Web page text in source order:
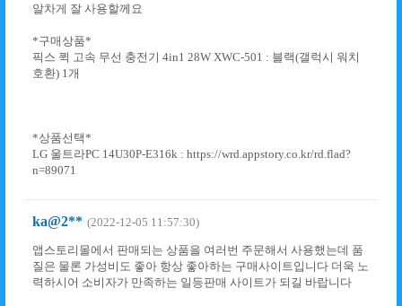
알차게 잘 사용할께요
*구매상품*
픽스 퀵 고속 무선 충전기 4in1 28W XWC-501 : 블랙(갤럭시 워치
호환) 1개
*상품선택*
LG 울트라PC 14U30P-E316k : https://wrd.appstory.co.kr/rd.flad?
n=89071
ka@2** (2022-12-05 11:57:30)
앱스토리몰에서 판매되는 상품을 여러번 주문해서 사용했는데 품
질은 물론 가성비도 좋아 항상 좋아하는 구매사이트입니다 더욱 노
력하시어 소비자가 만족하는 일등판매 사이트가 되길 바랍니다